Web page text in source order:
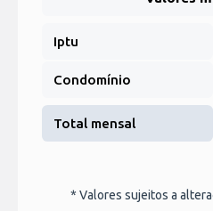
Iptu
Condomínio
Total mensal
* Valores sujeitos a